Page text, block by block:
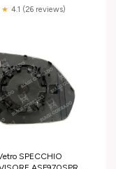
4.1 (26 reviews)
SPECCHIO